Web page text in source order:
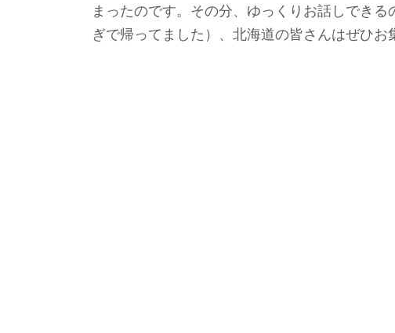
まったのです。その分、ゆっくりお話しでき
ぎで帰ってました）、北海道の皆さんはぜひお